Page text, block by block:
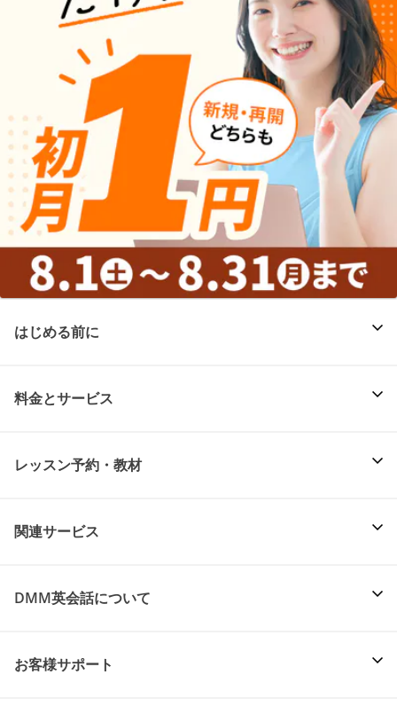
はじめる前に
料金とサービス
レッスン予約・教材
関連サービス
DMM英会話について
お客様サポート